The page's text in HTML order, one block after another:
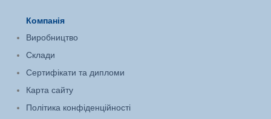
Компанія
Виробництво
Склади
Сертифікати та дипломи
Карта сайту
Політика конфіденційності